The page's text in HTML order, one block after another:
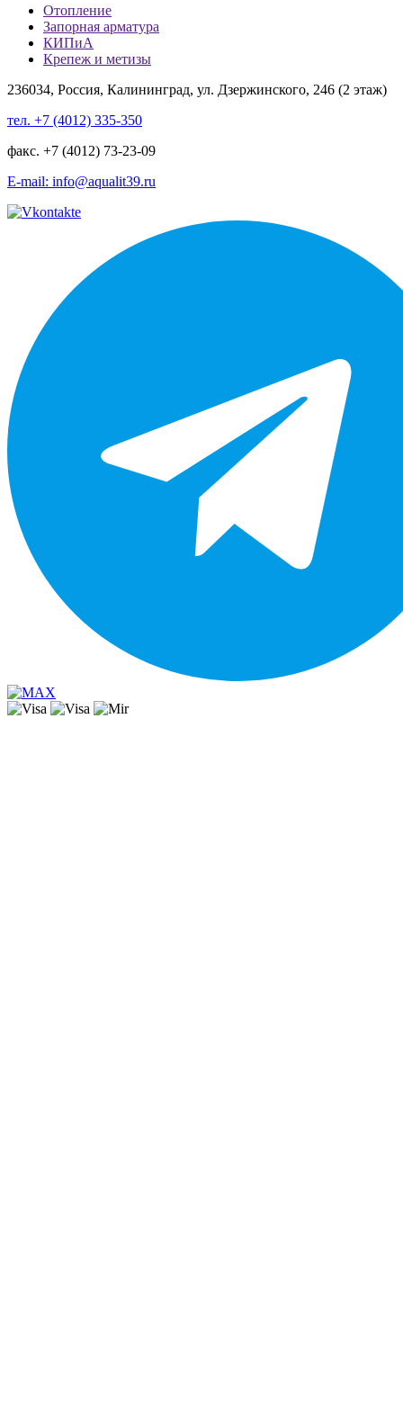
Отопление
Запорная арматура
КИПиА
Крепеж и метизы
236034, Россия, Калининград, ул. Дзержинского, 246 (2 этаж)
тел. +7 (4012) 335-350
факс. +7 (4012) 73-23-09
E-mail: info@aqualit39.ru